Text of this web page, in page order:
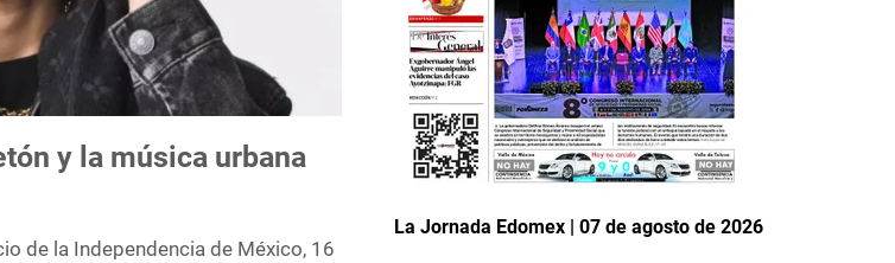
y la música urbana
de la Independencia de México, 16
La Jornada Edomex | 07 de agosto de 2026